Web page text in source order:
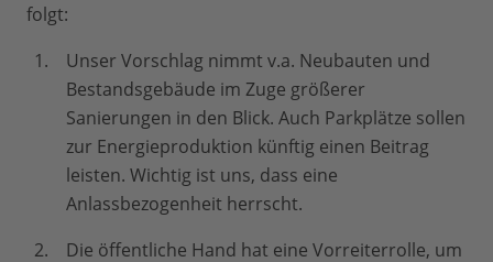
folgt:
Unser Vorschlag nimmt v.a. Neubauten und
Bestandsgebäude im Zuge größerer
Sanierungen in den Blick. Auch Parkplätze sollen
zur Energieproduktion künftig einen Beitrag
leisten. Wichtig ist uns, dass eine
Anlassbezogenheit herrscht.
Die öffentliche Hand hat eine Vorreiterrolle, um